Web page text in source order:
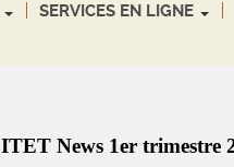
SERVICES EN LIGNE